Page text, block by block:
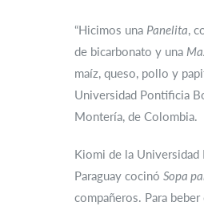
“Hicimos una Panelita,
de bicarbonato y una
maíz, queso, pollo y
Universidad Pontificia
Montería, de Colombia.
Kiomi de la Universidad
Paraguay cocinó Sopa
compañeros. Para